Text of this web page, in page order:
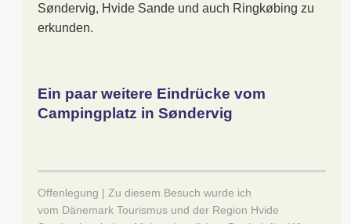
Søndervig, Hvide Sande und auch Ringkøbing zu
erkunden.
Ein paar weitere Eindrücke vom
Campingplatz in Søndervig
Offenlegung | Zu diesem Besuch wurde ich
vom Dänemark Tourismus und der Region Hvide